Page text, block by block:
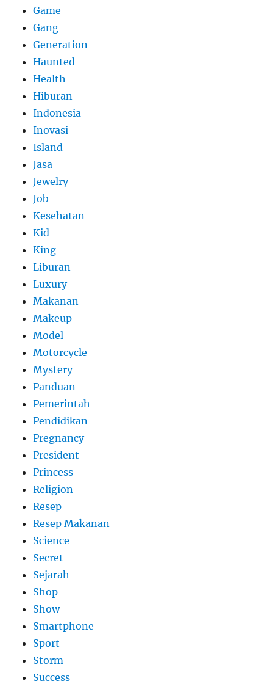
Game
Gang
Generation
Haunted
Health
Hiburan
Indonesia
Inovasi
Island
Jasa
Jewelry
Job
Kesehatan
Kid
King
Liburan
Luxury
Makanan
Makeup
Model
Motorcycle
Mystery
Panduan
Pemerintah
Pendidikan
Pregnancy
President
Princess
Religion
Resep
Resep Makanan
Science
Secret
Sejarah
Shop
Show
Smartphone
Sport
Storm
Success